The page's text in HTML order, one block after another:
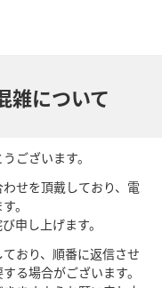
雑について
ございます。
せを頂戴しており、電
。
申し上げます。
おり、順番に返信させ
る場合がございます。